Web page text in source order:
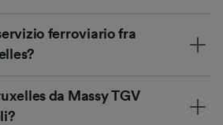
ferroviario fra
da Massy TGV